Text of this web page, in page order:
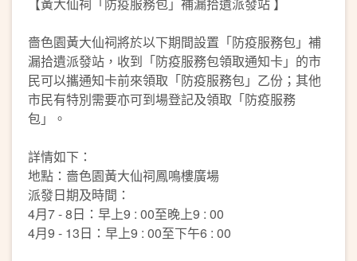
嗇色園黃大仙祠將於以下期間設置「防疫服務包」補
漏拾遺派發站，收到「防疫服務包領取通知卡」的市
民可以攜通知卡前來領取「防疫服務包」乙份；其他
市民有特別需要亦可到場登記及領取「防疫服務
包」。
詳情如下：
地點：嗇色園黃大仙祠鳳鳴樓廣場
派發日期及時間：
4月7 - 8日：早上9 : 00至晚上9 : 00
4月9 - 13日：早上9 : 00至下午6 : 00